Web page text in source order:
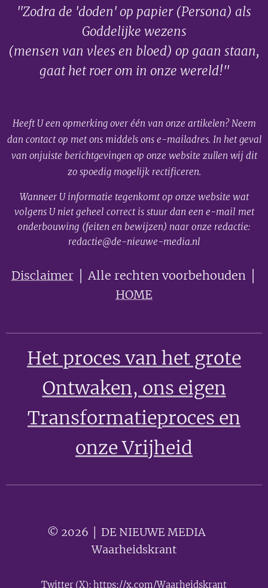
"Zodra de 'doden' op papier (Persona) als
Goddelijke wezens
(mensen van vlees en bloed) op gaan staan,
gaat het roer om in onze wereld!"
Heeft U een opmerking over één van onze artikelen? Neem
dan contact op met ons middels ons e-mailadres. In het geval
van onjuiste berichtgevingen op onze website zullen wij dit
zo spoedig mogelijk rectificeren.
Wanneer U informatie tegenkomt op onze website wat
volgens U niet geheel correct is stuur dan een e-mail met
onderbouwing (feiten en bewijzen) naar onze redactie:
redactie@de-nieuwe-media.nl
Disclaimer│ Alle rechten voorbehouden │
HOME
Het proces van het grote
Ontwaken, ons eigen
Transformatieproces en
onze Vrijheid
© 2026 │ DE NIEUWE MEDIA 🟣
Waarheidskrant
Twitter (X): https://x.com/Waarheidskrant